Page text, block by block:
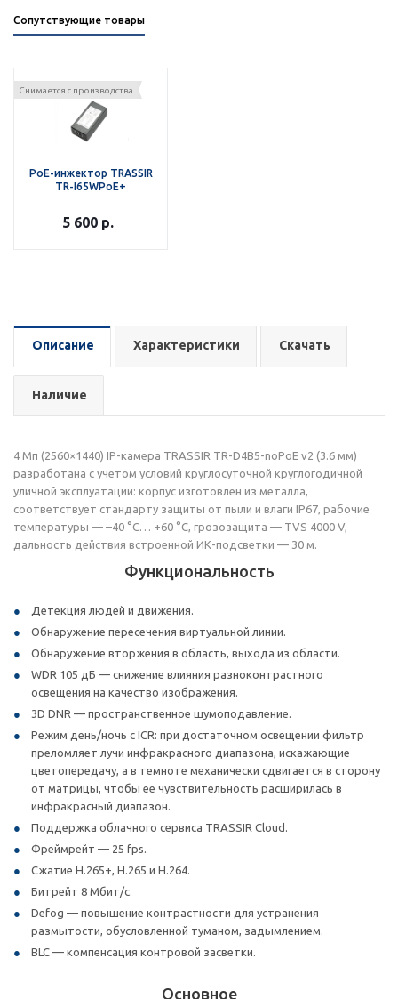
Сопутствующие товары
Снимается с производства
РоЕ-инжектор TRASSIR
TR-I65WPoE+
5 600р.
Описание Характеристики Скачать
Наличие
4 Мп (2560×1440) IP-камера TRASSIR TR-D4B5-noPoE v2 (3.6 мм)
разработана с учетом условий круглосуточной круглогодичной
уличной эксплуатации: корпус изготовлен из металла,
соответствует стандарту защиты от пыли и влаги IP67, рабочие
температуры — –40 °C… +60 °C, грозозащита — TVS 4000 V,
дальность действия встроенной ИК-подсветки — 30 м.
Функциональность
Детекция людей и движения.
Обнаружение пересечения виртуальной линии.
Обнаружение вторжения в область, выхода из области.
WDR 105 дБ — снижение влияния разноконтрастного
освещения на качество изображения.
3D DNR — пространственное шумоподавление.
Режим день/ночь с ICR: при достаточном освещении фильтр
преломляет лучи инфракрасного диапазона, искажающие
цветопередачу, а в темноте механически сдвигается в сторону
от матрицы, чтобы ее чувствительность расширилась в
инфракрасный диапазон.
Поддержка облачного сервиса TRASSIR Cloud.
Фреймрейт — 25 fps.
Сжатие H.265+, H.265 и H.264.
Битрейт 8 Мбит/с.
Defog — повышение контрастности для устранения
размытости, обусловленной туманом, задымлением.
BLC — компенсация контровой засветки.
Основное